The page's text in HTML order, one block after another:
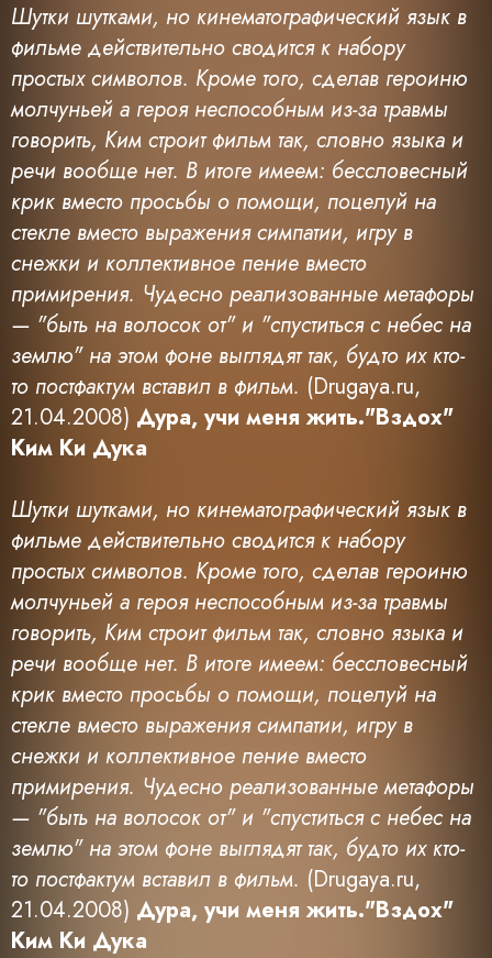
Шутки шутками, но кинематографический язык в
фильме действительно сводится к набору
простых символов. Кроме того, сделав героиню
молчуньей а героя неспособным из-за травмы
говорить, Ким строит фильм так, словно языка и
речи вообще нет. В итоге имеем: бессловесный
крик вместо просьбы о помощи, поцелуй на
стекле вместо выражения симпатии, игру в
снежки и коллективное пение вместо
примирения. Чудесно реализованные метафоры
— "быть на волосок от" и "спуститься с небес на
землю" на этом фоне выглядят так, будто их кто-
то постфактум вставил в фильм. (Drugaya.ru,
21.04.2008) Дура, учи меня жить."Вздох"
Ким Ки Дука
Шутки шутками, но кинематографический язык в
фильме действительно сводится к набору
простых символов. Кроме того, сделав героиню
молчуньей а героя неспособным из-за травмы
говорить, Ким строит фильм так, словно языка и
речи вообще нет. В итоге имеем: бессловесный
крик вместо просьбы о помощи, поцелуй на
стекле вместо выражения симпатии, игру в
снежки и коллективное пение вместо
примирения. Чудесно реализованные метафоры
— "быть на волосок от" и "спуститься с небес на
землю" на этом фоне выглядят так, будто их кто-
то постфактум вставил в фильм. (Drugaya.ru,
21.04.2008) Дура, учи меня жить."Вздох"
Ким Ки Дука